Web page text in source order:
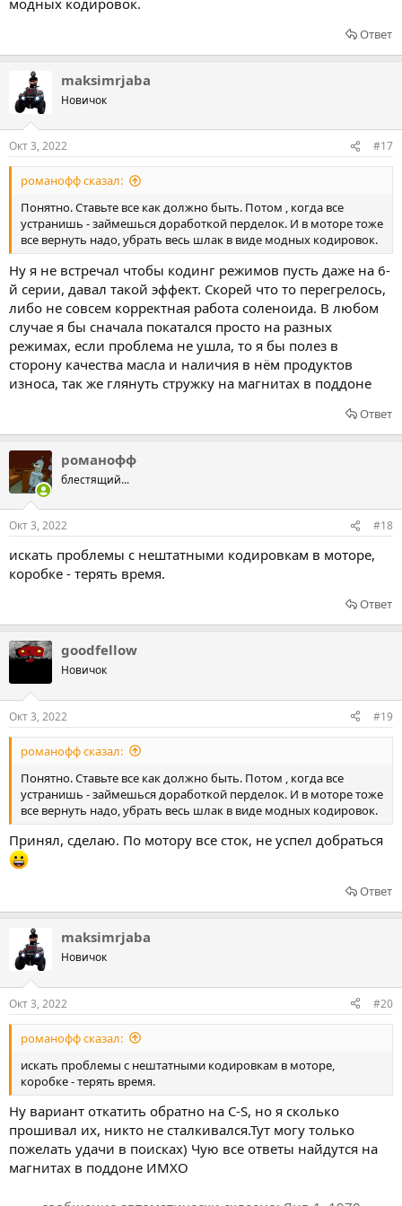
Ответ
maksimrjaba
Новичок
Окт 3, 2022 #17
романофф сказал:
Понятно. Ставьте все как должно быть. Потом , когда все
устранишь - займешься доработкой перделок. И в моторе тоже
все вернуть надо, убрать весь шлак в виде модных кодировок.
Ну я не встречал чтобы кодинг режимов пусть даже на 6-
й серии, давал такой эффект. Скорей что то перегрелось,
либо не совсем корректная работа соленоида. В любом
случае я бы сначала покатался просто на разных
режимах, если проблема не ушла, то я бы полез в
сторону качества масла и наличия в нём продуктов
износа, так же глянуть стружку на магнитах в поддоне
Ответ
романофф
блестящий...
Окт 3, 2022 #18
искать проблемы с нештатными кодировкам в моторе,
коробке - терять время.
Ответ
goodfellow
Новичок
Окт 3, 2022 #19
романофф сказал:
Понятно. Ставьте все как должно быть. Потом , когда все
устранишь - займешься доработкой перделок. И в моторе тоже
все вернуть надо, убрать весь шлак в виде модных кодировок.
Принял, сделаю. По мотору все сток, не успел добраться
Ответ
maksimrjaba
Новичок
Окт 3, 2022 #20
романофф сказал:
искать проблемы с нештатными кодировкам в моторе,
коробке - терять время.
Ну вариант откатить обратно на C-S, но я сколько
прошивал их, никто не сталкивался.Тут могу только
пожелать удачи в поисках) Чую все ответы найдутся на
магнитах в поддоне ИМХО